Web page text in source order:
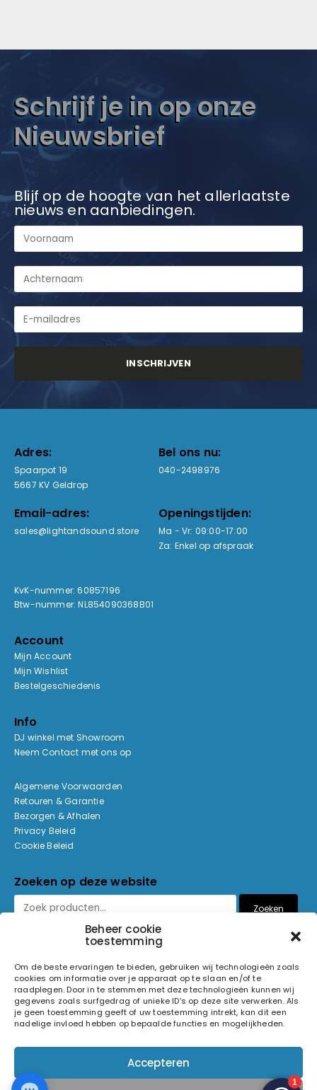
Beheer cookie
toestemming
Om de beste ervaringen te bieden, gebruiken wij technologieën zoals
cookies om informatie over je apparaat op te slaan en/of te
raadplegen. Door in te stemmen met deze technologieën kunnen wij
gegevens zoals surfgedrag of unieke ID's op deze site verwerken. Als
je geen toestemming geeft of uw toestemming intrekt, kan dit een
nadelige invloed hebben op bepaalde functies en mogelijkheden.
Accepteren
Schrijf je in op onze
Nieuwsbrief
Blijf op de hoogte van het allerlaatste
nieuws en aanbiedingen.
Adres:
Spaarpot 19
5667 KV Geldrop
Bel ons nu:
040-2498976
Email-adres:
sales@lightandsound.store
Openingstijden:
Ma - Vr: 09:00-17:00
Za: Enkel op afspraak
KvK-nummer: 60857196
Btw-nummer: NL854090368B01
Account
Mijn Account
Mijn Wishlist
Bestelgeschiedenis
Info
DJ winkel met Showroom
Neem Contact met ons op
Algemene Voorwaarden
Retouren & Garantie
Bezorgen & Afhalen
Privacy Beleid
Cookie Beleid
Zoeken op deze website
Zoeken
© 2026 Light and Sound Factory. Alle rechten voorbehouden.